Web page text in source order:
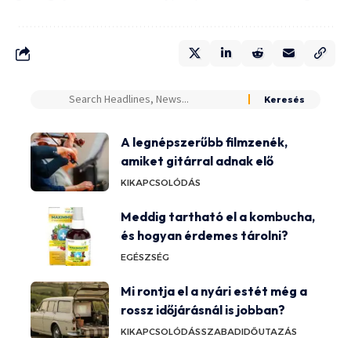
A legnépszerűbb filmzenék,
amiket gitárral adnak elő
KIKAPCSOLÓDÁS
Meddig tartható el a kombucha,
és hogyan érdemes tárolni?
EGÉSZSÉG
Mi rontja el a nyári estét még a
rossz időjárásnál is jobban?
KIKAPCSOLÓDÁSSZABADIDŐUTAZÁS